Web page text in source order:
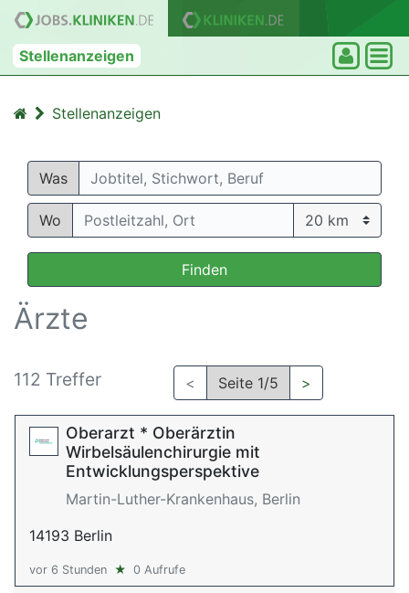
Stellenanzeigen
Stellenanzeigen
Was
Wo
Finden
Ärzte
112 Treffer < Seite 1/5 >
Oberarzt * Oberärztin
Wirbelsäulenchirurgie mit
Entwicklungsperspektive
Martin-Luther-Krankenhaus, Berlin
14193 Berlin
vor 6 Stunden ★ 0 Aufrufe